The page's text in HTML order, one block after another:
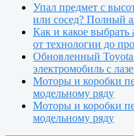
Упал предмет с
или сосед? Полный
Как и какое
от технологии до
Обновленный
электромобиль с
Моторы и коробки
модельному ряду
Моторы и коробки
модельному ряду